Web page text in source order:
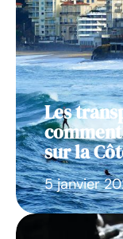
Les
sur la
5 janvier